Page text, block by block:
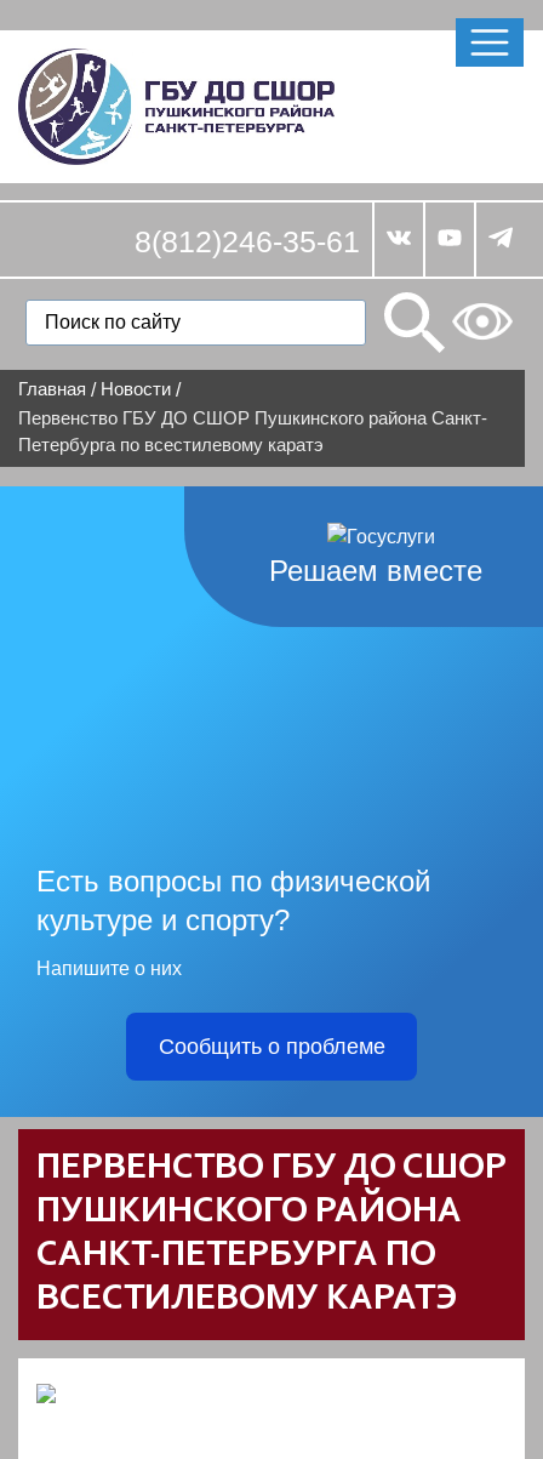
8(812)246-35-61
Главная / Новости /
Первенство ГБУ ДО СШОР Пушкинского района Санкт-
Петербурга по всестилевому каратэ
Решаем вместе
Есть вопросы по физической
культуре и спорту?
Напишите о них
Сообщить о проблеме
ПЕРВЕНСТВО ГБУ ДО СШОР
ПУШКИНСКОГО РАЙОНА
САНКТ-ПЕТЕРБУРГА ПО
ВСЕСТИЛЕВОМУ КАРАТЭ